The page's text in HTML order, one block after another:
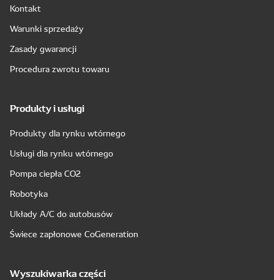
Kontakt
Warunki sprzedaży
Zasady gwarancji
Procedura zwrotu towaru
Produkty i usługi
Produkty dla rynku wtórnego
Usługi dla rynku wtórnego
Pompa ciepła CO2
Robotyka
Układy A/C do autobusów
Świece zapłonowe CoGeneration
Wyszukiwarka części